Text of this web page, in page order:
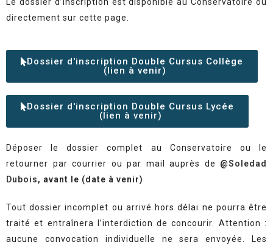
Le dossier d’inscription est disponible au Conservatoire ou
directement sur cette page.
Dossier d'inscription Double Cursus Collège
(lien à venir)
Dossier d'inscription Double Cursus Lycée
(lien à venir)
Déposer le dossier complet au Conservatoire ou le
retourner par courrier ou par mail auprès de @Soledad
Dubois, avant le (date à venir)
Tout dossier incomplet ou arrivé hors délai ne pourra être
traité et entraînera l’interdiction de concourir. Attention :
aucune convocation individuelle ne sera envoyée. Les